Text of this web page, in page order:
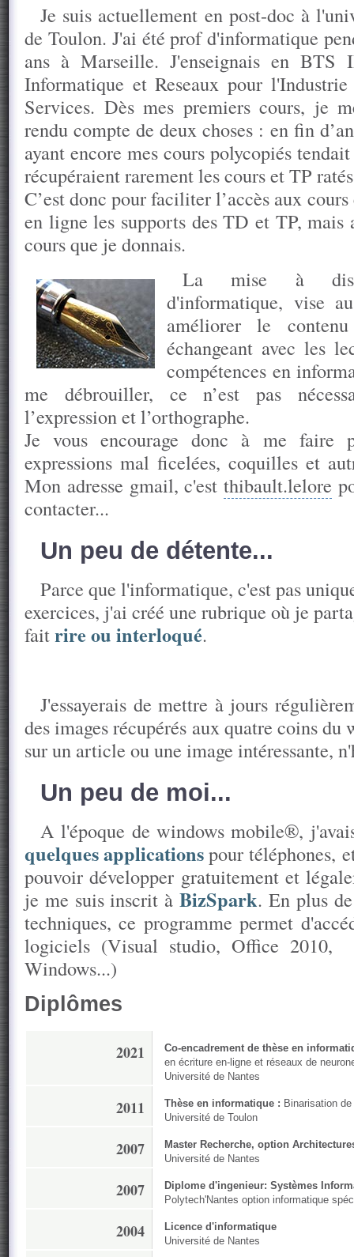
Je suis actuellement en post-doc à
de Toulon. J'ai été prof d'informatique
ans à Marseille. J'enseignais en BTS
Informatique et Reseaux pour
Services. Dès mes premiers cours, je
rendu compte de deux choses : en fin
ayant encore mes cours polycopiés
récupéraient rarement les cours et TP
C’est donc pour faciliter l’accès aux
en ligne les supports des TD et TP, mais
cours que je donnais.
La mise à
d'informatique, vise
améliorer le
échangeant avec les
compétences en
me débrouiller, ce n’est pas
l’expression et l’orthographe.
Je vous encourage donc à me faire
expressions mal ficelées, coquilles et
Mon adresse gmail, c'estthibault.lelore
contacter...
Un peu de détente...
Parce que l'informatique, c'est pas
exercices, j'ai créé une rubrique où je
faitrire ou interloqué.
J'essayerais de mettre à jours
des images récupérés aux quatre coins du
sur un article ou une image intéressante,
Un peu de moi...
A l'époque de windows mobile®,
quelques applicationspour téléphones,
pouvoir développer gratuitement et
je me suis inscrit àBizSpark. En plus
techniques, ce programme permet
logiciels (Visual studio, Office 2010,
Windows...)
Diplômes
2021
Co-encadrement de thèse en
en écriture en-ligne et réseaux de
Université de Nantes
2011 Thèse en informatique : Binarisation
Université de Toulon
2007
Master Recherche, option
Université de Nantes
2007
Diplome d'ingenieur: Systèmes
Polytech'Nantes option informatique
2004
Licence d'informatique
Université de Nantes